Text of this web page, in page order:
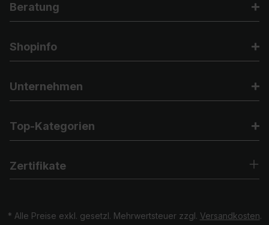
Beratung
Shopinfo
Unternehmen
Top-Kategorien
Zertifikate
* Alle Preise exkl. gesetzl. Mehrwertsteuer zzgl. Versandkosten.